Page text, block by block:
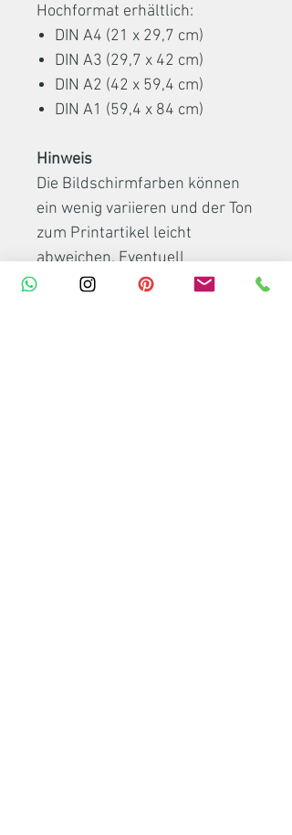
Hochformat erhältlich:
DIN A4 (21 x 29,7 cm)
DIN A3 (29,7 x 42 cm)
DIN A2 (42 x 59,4 cm)
DIN A1 (59,4 x 84 cm)
Hinweis
Die Bildschirmfarben können
ein wenig variieren und der Ton
zum Printartikel leicht
abweichen. Eventuell
abgebildete Bilderrahmen,